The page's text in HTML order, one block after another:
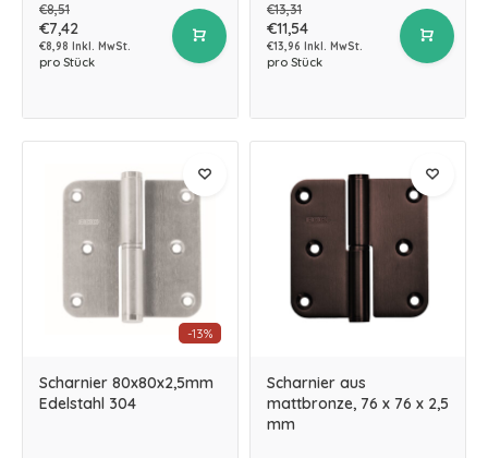
€8,51
€7,42
€8,98 Inkl. MwSt.
pro Stück
€13,31
€11,54
€13,96 Inkl. MwSt.
pro Stück
-13%
Scharnier 80x80x2,5mm
Edelstahl 304
Scharnier aus
mattbronze, 76 x 76 x 2,5
mm